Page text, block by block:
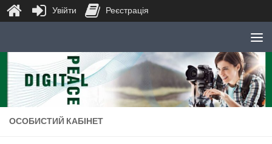
Skip to content
ОСОБИСТИЙ КАБІНЕТ
Увійти Реєстрація